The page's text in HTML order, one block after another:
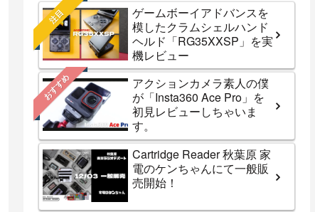
注目
ゲームボーイアドバンスを
模したクラムシェルハンド
ヘルド「RG35XXSP」を実
機レビュー
おすすめ
アクションカメラ素人の僕
が「Insta360 Ace Pro」を
初見レビューしちゃいま
す。
Cartridge Reader 秋葉原 家
電のケンちゃんにて一般販
売開始！